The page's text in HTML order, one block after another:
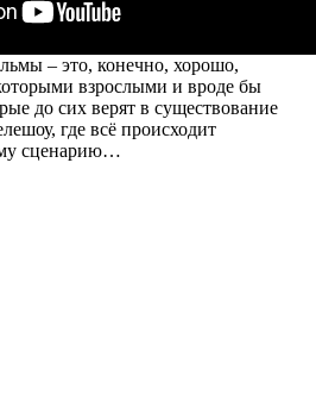
– это, конечно, хорошо,
взрослыми и вроде бы
до сих верят в существование
где всё происходит
сценарию…